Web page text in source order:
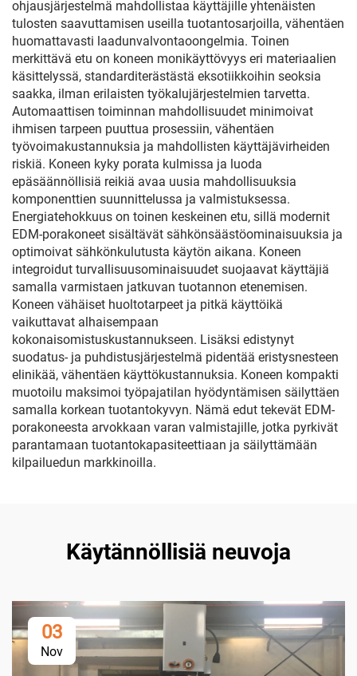
ohjausjärjestelmä mahdollistaa käyttäjille yhtenäisten
tulosten saavuttamisen useilla tuotantosarjoilla, vähentäen
huomattavasti laadunvalvontaoongelmia. Toinen
merkittävä etu on koneen monikäyttövyys eri materiaalien
käsittelyssä, standarditerästästä eksotiikkoihin seoksia
saakka, ilman erilaisten työkalujärjestelmien tarvetta.
Automaattisen toiminnan mahdollisuudet minimoivat
ihmisen tarpeen puuttua prosessiin, vähentäen
työvoimakustannuksia ja mahdollisten käyttäjävirheiden
riskiä. Koneen kyky porata kulmissa ja luoda
epäsäännöllisiä reikiä avaa uusia mahdollisuuksia
komponenttien suunnittelussa ja valmistuksessa.
Energiatehokkuus on toinen keskeinen etu, sillä modernit
EDM-porakoneet sisältävät sähkönsäästöominaisuuksia ja
optimoivat sähkönkulutusta käytön aikana. Koneen
integroidut turvallisuusominaisuudet suojaavat käyttäjiä
samalla varmistaen jatkuvan tuotannon etenemisen.
Koneen vähäiset huoltotarpeet ja pitkä käyttöikä
vaikuttavat alhaisempaan
kokonaisomistuskustannukseen. Lisäksi edistynyt
suodatus- ja puhdistusjärjestelmä pidentää eristysnesteen
elinikää, vähentäen käyttökustannuksia. Koneen kompakti
muotoilu maksimoi työpajatilan hyödyntämisen säilyttäen
samalla korkean tuotantokyvyn. Nämä edut tekevät EDM-
porakoneesta arvokkaan varan valmistajille, jotka pyrkivät
parantamaan tuotantokapasiteettiaan ja säilyttämään
kilpailuedun markkinoilla.
Käytännöllisiä neuvoja
03
Nov